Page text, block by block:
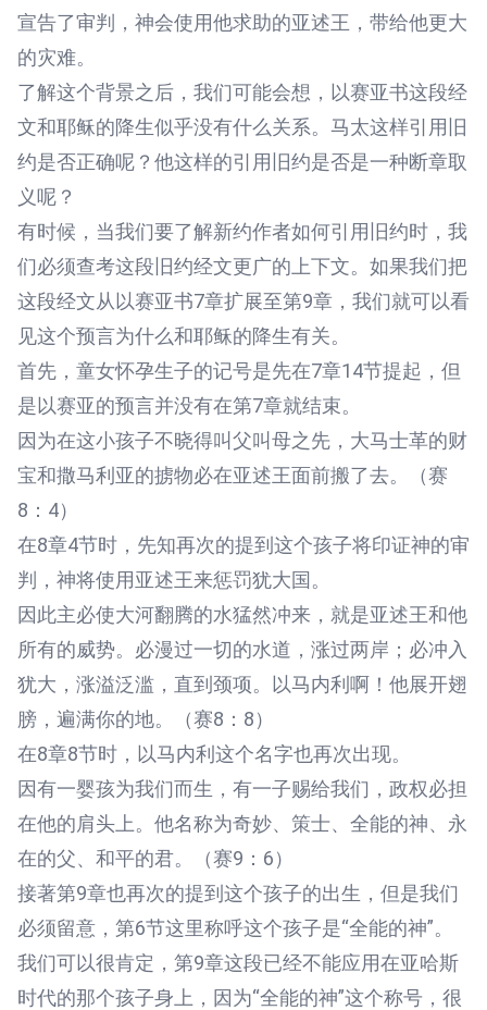
宣告了审判，神会使用他求助的亚述王，带给他更大
的灾难。
了解这个背景之后，我们可能会想，以赛亚书这段经
文和耶稣的降生似乎没有什么关系。马太这样引用旧
约是否正确呢？他这样的引用旧约是否是一种断章取
义呢？
有时候，当我们要了解新约作者如何引用旧约时，我
们必须查考这段旧约经文更广的上下文。如果我们把
这段经文从以赛亚书7章扩展至第9章，我们就可以看
见这个预言为什么和耶稣的降生有关。
首先，童女怀孕生子的记号是先在7章14节提起，但
是以赛亚的预言并没有在第7章就结束。
因为在这小孩子不晓得叫父叫母之先，大马士革的财
宝和撒马利亚的掳物必在亚述王面前搬了去。（赛
8：4）
在8章4节时，先知再次的提到这个孩子将印证神的审
判，神将使用亚述王来惩罚犹大国。
因此主必使大河翻腾的水猛然冲来，就是亚述王和他
所有的威势。必漫过一切的水道，涨过两岸；必冲入
犹大，涨溢泛滥，直到颈项。以马内利啊！他展开翅
膀，遍满你的地。（赛8：8）
在8章8节时，以马内利这个名字也再次出现。
因有一婴孩为我们而生，有一子赐给我们，政权必担
在他的肩头上。他名称为奇妙、策士、全能的神、永
在的父、和平的君。（赛9：6）
接著第9章也再次的提到这个孩子的出生，但是我们
必须留意，第6节这里称呼这个孩子是“全能的神”。
我们可以很肯定，第9章这段已经不能应用在亚哈斯
时代的那个孩子身上，因为“全能的神”这个称号，很